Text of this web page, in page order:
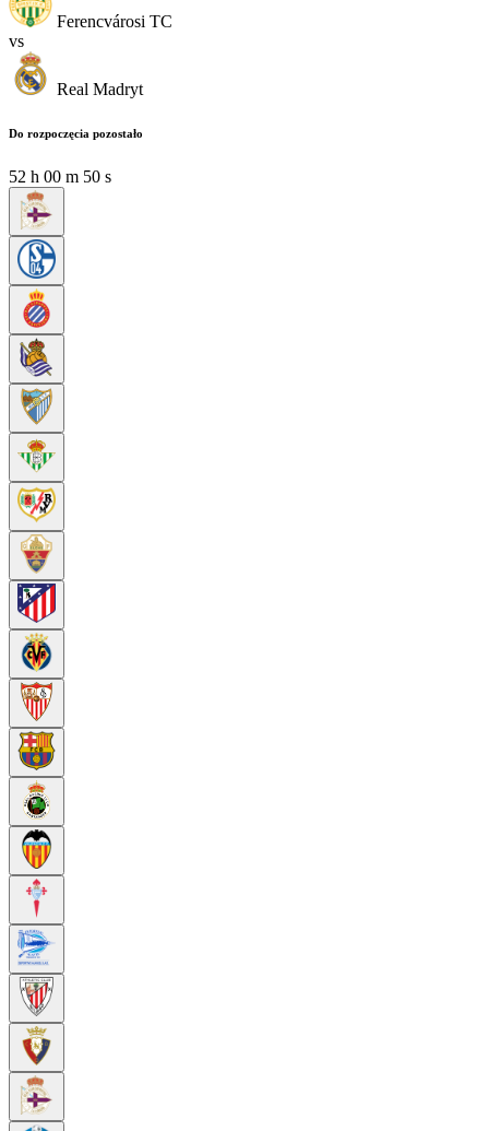
Ferencvárosi TC
vs
Real Madryt
Do rozpoczęcia pozostało
52 h 00 m 49 s